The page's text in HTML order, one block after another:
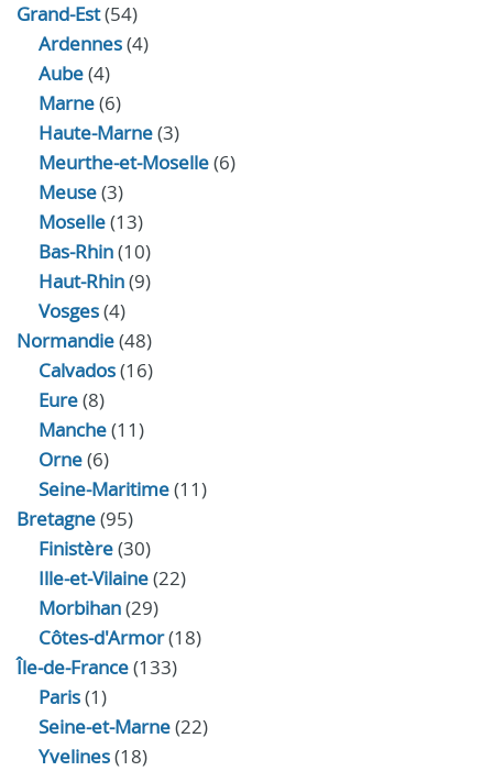
Grand-Est(54)
Ardennes(4)
Aube(4)
Marne(6)
Haute-Marne(3)
Meurthe-et-Moselle(6)
Meuse(3)
Moselle(13)
Bas-Rhin(10)
Haut-Rhin(9)
Vosges(4)
Normandie(48)
Calvados(16)
Eure(8)
Manche(11)
Orne(6)
Seine-Maritime(11)
Bretagne(95)
Finistère(30)
Ille-et-Vilaine(22)
Morbihan(29)
Côtes-d'Armor(18)
Île-de-France(133)
Paris(1)
Seine-et-Marne(22)
Yvelines(18)